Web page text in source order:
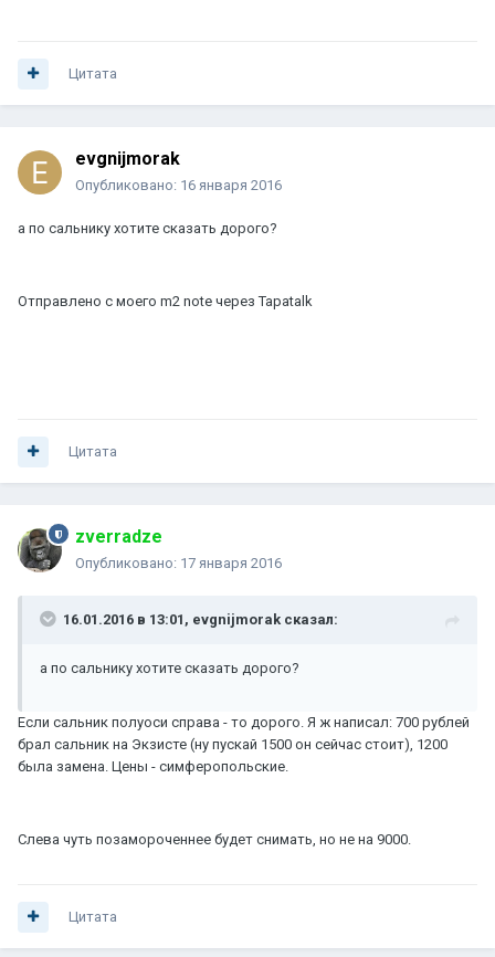
Цитата
evgnijmorak
Опубликовано: 16 января 2016
а по сальнику хотите сказать дорого?
Отправлено с моего m2 note через Tapatalk
Цитата
zverradze
Опубликовано: 17 января 2016
16.01.2016 в 13:01, evgnijmorak сказал:
а по сальнику хотите сказать дорого?
Если сальник полуоси справа - то дорого. Я ж написал: 700 рублей
брал сальник на Экзисте (ну пускай 1500 он сейчас стоит), 1200
была замена. Цены - симферопольские.
Слева чуть позамороченнее будет снимать, но не на 9000.
Цитата